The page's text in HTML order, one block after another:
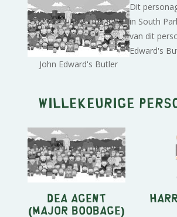
John Edward's Butler
Dit
in South
van dit
Edward's
Willekeurige
DEA Agent
(Major Boobage)